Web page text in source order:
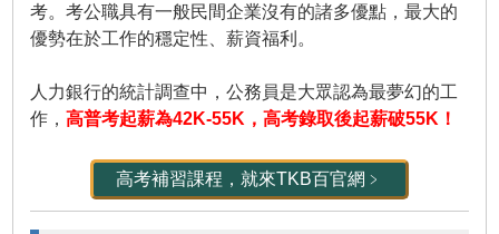
考。考公職具有一般民間企業沒有的諸多優點，最大的
優勢在於工作的穩定性、薪資福利。
人力銀行的統計調查中，公務員是大眾認為最夢幻的工
作，高普考起薪為42K-55K，高考錄取後起薪破55K！
高考補習課程，就來TKB百官網﹥